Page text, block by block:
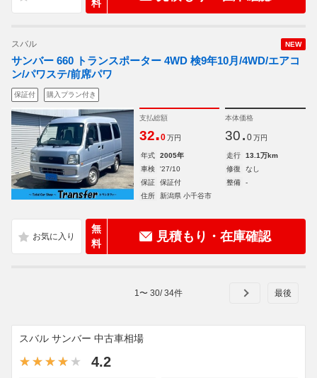
料
NEW
スバル
サンバー 660 トランスポーター 4WD 検9年10月/4WD/エアコ
ン/パワステ/前席パワ
保証付 購入プラン付き
支払総額
32.0 万円
本体価格
30. 0 万円
年式 2005年 走行
13.1万km
車検
'27/10 修復
なし
保証
保証付 整備
-
住所
新潟県 小千谷市
無
料
見積もり・在庫確認
1 〜 30/34件
スバル サンバー 中古車相場
4.2